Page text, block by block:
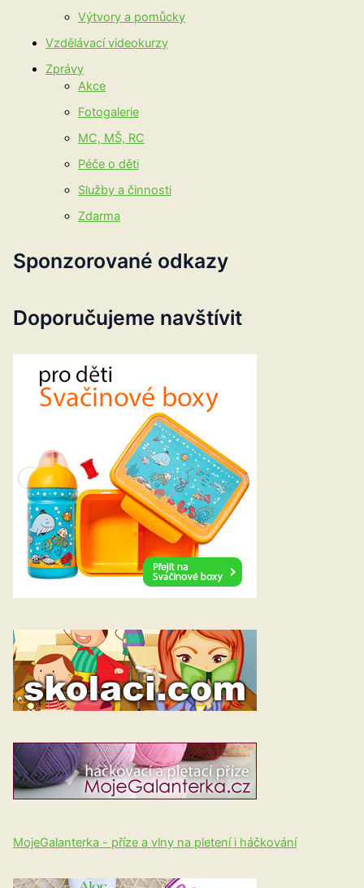
Výtvory a pomůcky
Vzdělávací videokurzy
Zprávy
Akce
Fotogalerie
MC, MŠ, RC
Péče o děti
Služby a činnosti
Zdarma
Sponzorované odkazy
Doporučujeme navštívit
MojeGalanterka - příze a vlny na pletení i háčkování